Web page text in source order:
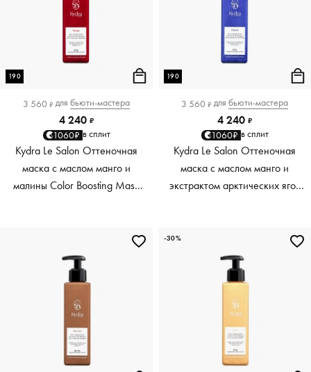
190
3 560 ₽ для бьюти-мастера
4 240 ₽
1060₽ в сплит
Kydra Le Salon Оттеночная
маска с маслом манго и
малины Color Boosting Mask
190
3 560 ₽ для бьюти-мастера
4 240 ₽
1060₽ в сплит
Kydra Le Salon Оттеночная
маска с маслом манго и
экстрактом арктических ягод
-30%